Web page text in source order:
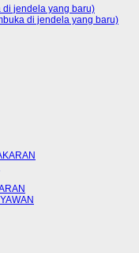
di jendela yang baru)
di jendela yang baru)